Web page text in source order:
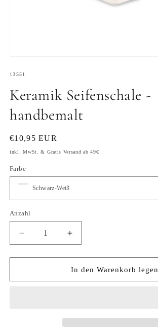
in
öffnen
SKU:
13551
Keramik Seifenschale -
handbemalt
Normaler
Preis
€10,95 EUR
inkl. MwSt. & Gratis Versand ab 49€
Farbe
Anzahl
Anzahl
Verringere
die
Menge
Keramik
Erhöhe
die
Menge
für
Keramik
In den Warenkorb legen